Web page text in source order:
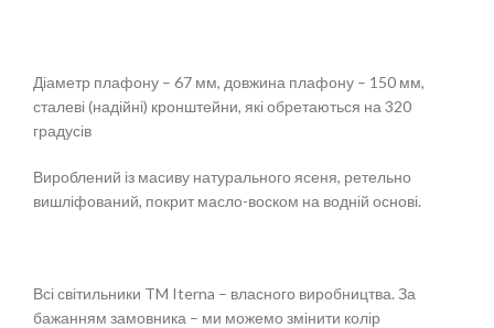
Діаметр плафону – 67 мм, довжина плафону – 150 мм,
сталеві (надійні) кронштейни, які обретаються на 320
градусів
Вироблений із масиву натурального ясеня, ретельно
вишліфований, покрит масло-воском на водній основі.
Всі світильники TM Iterna – власного виробництва. За
бажанням замовника – ми можемо змінити колір